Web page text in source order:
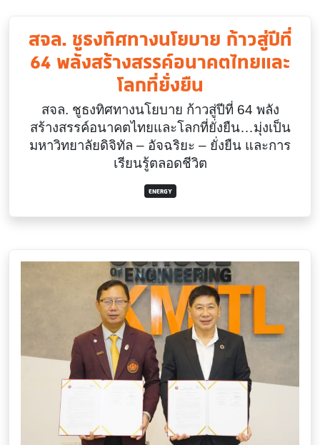
สจล. ชูธงทิศทางนโยบาย ก้าวสู่ปีที่
64 พลังสร้างสรรค์อนาคตไทยและ
โลกที่ยั่งยืน
สจล. ชูธงทิศทางนโยบาย ก้าวสู่ปีที่ 64 พลัง
สร้างสรรค์อนาคตไทยและโลกที่ยั่งยืน…มุ่งเป็น
มหาวิทยาลัยดิจิทัล – อัจฉริยะ – ยั่งยืน และการ
เรียนรู้ตลอดชีวิต
ENERGY